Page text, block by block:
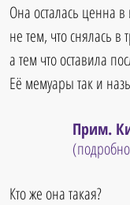
Она осталась ценна
не тем, что снялась в
а тем что оставила
Её мемуары так и
Прим.
Кто же она такая?